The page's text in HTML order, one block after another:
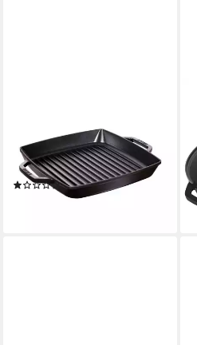
cm schwarz, Made in France,
Gusseisen, emailliert, schwarz,
Handreinigung
(1)
ab 148,67 €